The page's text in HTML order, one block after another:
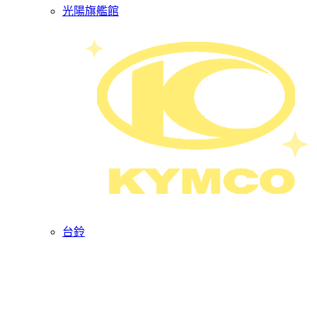
光陽旗艦館
台鈴